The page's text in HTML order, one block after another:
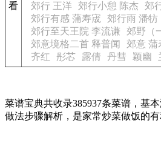
看
郊行 王洋
郊行小憩 陈杰 郊
郊行有感 蒲寿宬
郊行雨 潘牥
郊行至天王院 李流谦
郊野（
郊意境格二首 释普闻
郊意 蒲
齐红
彤芯 露倩 丹彗 颖幽
菜谱宝典共收录385937条菜谱，基
做法步骤解析，是家常炒菜做饭的有